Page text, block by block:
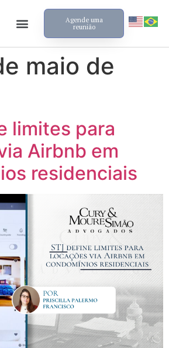
Agende uma
reunião
maio de
limites para
Airbnb em
residenciais